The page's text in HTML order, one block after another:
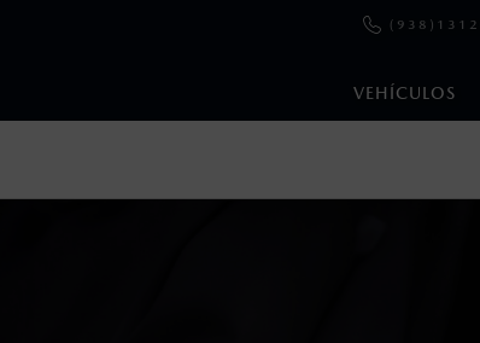
VEHÍCULOS
son al menudeo, sugeridos por el fabricante, en